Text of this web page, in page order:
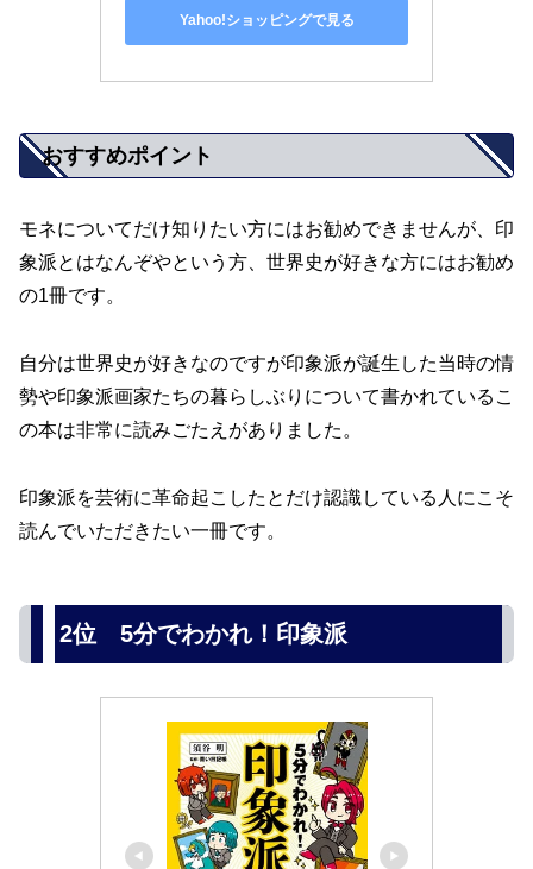
Yahoo!ショッピングで見る
おすすめポイント
モネについてだけ知りたい方にはお勧めできませんが、印
象派とはなんぞやという方、世界史が好きな方にはお勧め
の1冊です。
自分は世界史が好きなのですが印象派が誕生した当時の情
勢や印象派画家たちの暮らしぶりについて書かれているこ
の本は非常に読みごたえがありました。
印象派を芸術に革命起こしたとだけ認識している人にこそ
読んでいただきたい一冊です。
2位 5分でわかれ！印象派